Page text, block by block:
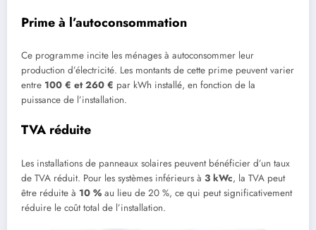
Prime à l’autoconsommation
Ce programme incite les ménages à autoconsommer leur
production d’électricité. Les montants de cette prime peuvent varier
entre 100 € et 260 € par kWh installé, en fonction de la
puissance de l’installation.
TVA réduite
Les installations de panneaux solaires peuvent bénéficier d’un taux
de TVA réduit. Pour les systèmes inférieurs à 3 kWc, la TVA peut
être réduite à 10 % au lieu de 20 %, ce qui peut significativement
réduire le coût total de l’installation.